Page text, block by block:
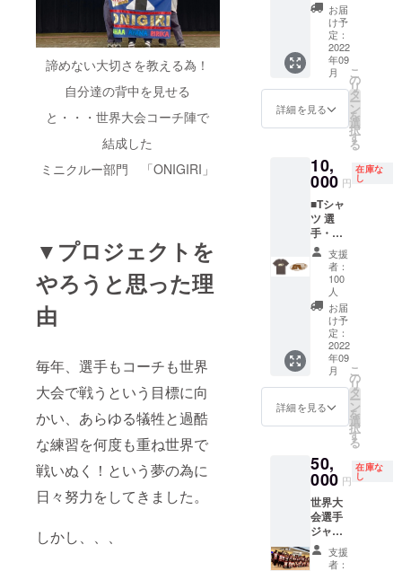
諦めない大切さを教える為！
自分達の背中を見せる
と・・・世界大会コーチ陣で
結成した
ミニクルー部門 「ONIGIRI」
▼プロジェクトを
やろうと思った理
由
毎年、選手もコーチも世界
大会で戦うという目標に向
かい、あらゆる犠牲と過酷
な練習を何度も重ね世界で
戦いぬく！という夢の為に
日々努力をしてきました。
しかし、、、
ジ記載
のロゴ
の大き
さはデ
ザイン
によっ
て異な
ります
のでサ
目安と
なりま
す。 ■
世界大
会時だ
けでな
く国内
のイベ
ント時
にも着
用しま
す。 ー
注意ー
※渡航に
間に合
うよう
に
ジャー
ので、
６月３
０日以
降の企
業様に
つきま
しては
ジャー
お送りいたしま
す。予めご了承
いたしますの
で、６月３０日
以降の企業様に
つきましては
ジャージ・横断
幕へのロゴ掲載
はできませんの
で予めご了承く
ださい。 ※
幕支給リターン
はございませ
ん。選手が着用
している写真を
お送りいたしま
す。予めご了承
ください。
てこちらにお任
せ頂きます。 ■
ジャージ記載の
ロゴの大きさは
デザインによっ
て異なりますの
となります。 ■
世界大会時だけ
用します。 ー注
意ー ※渡航に間
に合うように
ジャージを作成
いたしますの
で、６月３０日
以降の企業様に
つきましては
ジャージ・横断
幕へのロゴ掲載
はできませんの
で予めご了承く
ジャージ・横断
幕支給リターン
はございませ
ん。選手が着用
している写真を
お送りいたしま
ください。
くオフ
ホワイ
トでと
てもお
しゃれ
です。
■サイ
ズ：約
×18㎝ ※
に代表
者様の
お名前
とご連
絡先を
ご記入
くださ
い。
お届
け予
定：
2022
年09
月
詳細を見る
こ
の
リ
タ
ー
ン
を
選
択
す
る
10,
000 円
在庫な
し
■Tシャ
ツ 選
手・
コー
チ・保
護者の
思いを
「ONE
」とい
う文字
に込め
まし
た。 ＊
カ
ラー：
ズ：S・
M・L・
XL・
XXL・
XXXL
＊ロゴ
の色は
ベー
支援
者：
100
人
お届
け予
定：
2022
年09
月
詳細を見る
こ
の
リ
タ
ー
ン
を
選
択
す
る
50,
000 円
在庫な
し
世界大
会選手
ジャー
ジ企業
名（個
支援
者：